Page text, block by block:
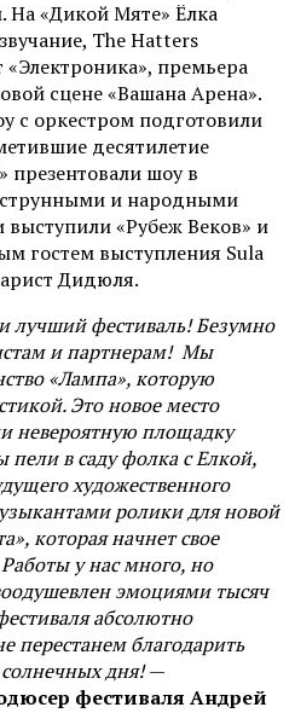
«Дикой Мяте» Ёлка
The Hatters
премьера
сцене «Вашана Арена».
с оркестром подготовили
десятилетие
презентовали шоу в
и народными
«Рубеж Веков» и
гостем выступления Sula
Дидюля.
лучший фестиваль! Безумно
и партнерам! Мы
«Лампа», которую
Это новое место
невероятную площадку
в саду фолка с Елкой,
художественного
ролики для новой
которая начнет свое
у нас много, но
эмоциями тысяч
абсолютно
перестанем благодарить
дня!—
фестиваля Андрей